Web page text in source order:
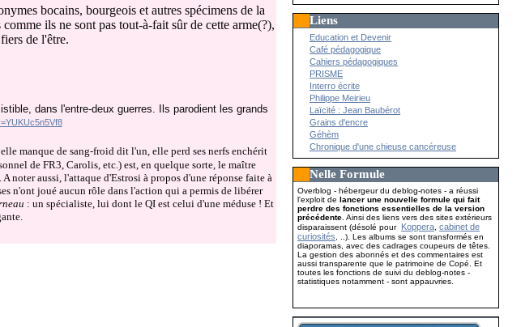
bocains, bourgeois et autres spécimens de la
ils ne sont pas tout-à-fait sûr de cette arme(?),
de l'être.
dans l'entre-deux guerres. Ils parodient les grands
manque de sang-froid dit l'un, elle perd ses nerfs enchérit
de FR3, Carolis, etc.) est, en quelque sorte, le maître
noter aussi, l'attaque d'Estrosi à propos d'une réponse faite à
n'ont joué aucun rôle dans l'action qui a permis de libérer
: un spécialiste, lui dont le QI est celui d'une méduse ! Et
Liens
Education et Devenir
Café pédagogique
Cahiers pédagogiques
PRISME
Interro écrite
Philippe Meirieu
Laïcité : Jean Baubérot
Grains d'encre
Géhèm
Chronique d'une chieuse cancéreuse
Nelle Formule
Overblog - hébergeur du deblog-notes - a réussi
l'exploit delancer une nouvelle formule qui fait
perdre des fonctions essentielles de la version
précédente . Ainsi des liens vers des sites extérieurs
disparaissent (désolé pour Koppera ,cabinet de
curiosités , ..). Les albums se sont transformés en
diaporamas, avec des cadrages coupeurs de têtes.
La gestion des abonnés et des commentaires est
aussi transparente que le patrimoine de Copé. Et
toutes les fonctions de suivi du deblog-notes -
statistiques notamment - sont appauvries.